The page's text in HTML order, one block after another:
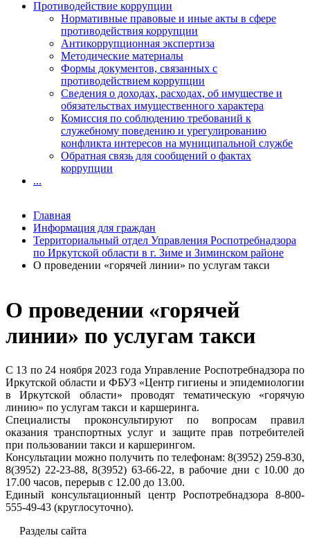
О проведении «горячей
линии» по услугам такси
С 13 по 24 ноября 2023 года Управление Роспотребнадзора по
Иркутской области и ФБУЗ «Центр гигиены и эпидемиологии
в Иркутской области» проводят тематическую «горячую
линию» по услугам такси и каршеринга.
Специалисты проконсультируют по вопросам правил
оказания транспортных услуг и защите прав потребителей
при пользовании такси и каршерингом.
Консультации можно получить по телефонам: 8(3952) 259-830,
8(3952) 22-23-88, 8(3952) 63-66-22, в рабочие дни с 10.00 до
17.00 часов, перерыв с 12.00 до 13.00.
Единый консультационный центр Роспотребнадзора 8-800-
555-49-43 (круглосуточно).
Разделы сайта
Противодействие коррупции
Нормативные правовые и иные акты в сфере
противодействия коррупции
Антикоррупционная экспертиза
Методические материалы
Формы документов, связанных с
противодействием коррупции
Сведения о доходах, расходах, об имуществе и
обязательствах имущественного характера
Комиссия по соблюдению требований к
служебному поведению и урегулированию
конфликта интересов на муниципальной службе
Обратная связь для сообщений о фактах
коррупции
...
Главная
Информация для граждан
Территориальный отдел Управления Роспотребнадзора
по Иркутской области в г. Зиме и Зиминском районе
О проведении «горячей линии» по услугам такси